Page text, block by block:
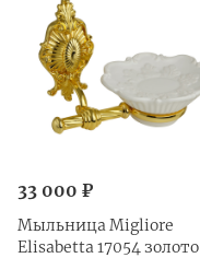
33 000 ₽
Mыльница Migliore
Elisabetta 17054 золото